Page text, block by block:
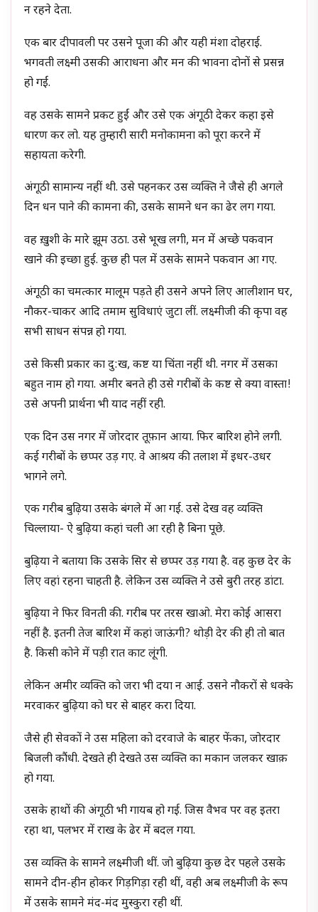
न रहने देता.
एक बार दीपावली पर उसने पूजा की और यही मंशा दोहराई.
भगवती लक्ष्मी उसकी आराधना और मन की भावना दोनों से प्रसन्न
हो गईं.
वह उसके सामने प्रकट हुईं और उसे एक अंगूठी देकर कहा इसे
धारण कर लो. यह तुम्हारी सारी मनोकामना को पूरा करने में
सहायता करेगी.
अंगूठी सामान्य नहीं थी. उसे पहनकर उस व्यक्ति ने जैसे ही अगले
दिन धन पाने की कामना की, उसके सामने धन का ढेर लग गया.
वह ख़ुशी के मारे झूम उठा. उसे भूख लगी, मन में अच्छे पकवान
खाने की इच्छा हुई. कुछ ही पल में उसके सामने पकवान आ गए.
अंगूठी का चमत्कार मालूम पड़ते ही उसने अपने लिए आलीशान घर,
नौकर-चाकर आदि तमाम सुविधाएं जुटा लीं. लक्ष्मीजी की कृपा वह
सभी साधन संपन्न हो गया.
उसे किसी प्रकार का दु:ख, कष्ट या चिंता नहीं थी. नगर में उसका
बहुत नाम हो गया. अमीर बनते ही उसे गरीबों के कष्ट से क्या वास्ता!
उसे अपनी प्रार्थना भी याद नहीं रही.
एक दिन उस नगर में जोरदार तूफ़ान आया. फिर बारिश होने लगी.
कई गरीबों के छप्पर उड़ गए. वे आश्रय की तलाश में इधर-उधर
भागने लगे.
एक गरीब बुढ़िया उसके बंगले में आ गई. उसे देख वह व्यक्ति
चिल्लाया- ऐ बुढ़िया कहां चली आ रही है बिना पूछे.
बुढ़िया ने बताया कि उसके सिर से छप्पर उड़ गया है. वह कुछ देर के
लिए वहां रहना चाहती है. लेकिन उस व्यक्ति ने उसे बुरी तरह डांटा.
बुढ़िया ने फिर विनती की. गरीब पर तरस खाओ. मेरा कोई आसरा
नहीं है. इतनी तेज बारिश में कहां जाऊंगी? थोड़ी देर की ही तो बात
है. किसी कोने में पड़ी रात काट लूंगी.
लेकिन अमीर व्यक्ति को जरा भी दया न आई. उसने नौकरों से धक्के
मरवाकर बुढ़िया को घर से बाहर करा दिया.
जैसे ही सेवकों ने उस महिला को दरवाजे के बाहर फेंका, जोरदार
बिजली कौंधी. देखते ही देखते उस व्यक्ति का मकान जलकर खाक़
हो गया.
उसके हाथों की अंगूठी भी गायब हो गई. जिस वैभव पर वह इतरा
रहा था, पलभर में राख के ढेर में बदल गया.
उस व्यक्ति के सामने लक्ष्मीजी थीं. जो बुढ़िया कुछ देर पहले उसके
सामने दीन-हीन होकर गिड़गिड़ा रही थीं, वही अब लक्ष्मीजी के रूप
में उसके सामने मंद-मंद मुस्कुरा रही थीं.